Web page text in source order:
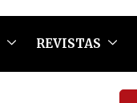
REVISTAS